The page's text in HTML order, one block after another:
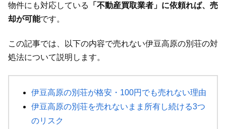
物件にも対応している
「不動産買取業者」に依頼れば、売
却が可能です。
この記事では、以下の内容で売れない伊豆高原の別荘の対
処法について説明します。
伊豆高原の別荘が格安・100円でも売れない理由
伊豆高原の別荘を売れないまま所有し続ける3つ
のリスク